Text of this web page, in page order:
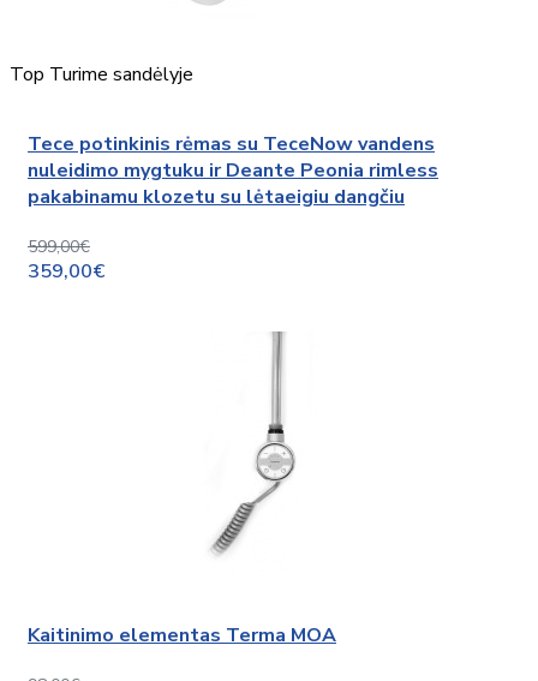
Top Turime sandėlyje
Tece potinkinis rėmas su TeceNow vandens
nuleidimo mygtuku ir Deante Peonia rimless
pakabinamu klozetu su lėtaeigiu dangčiu
599,00€
359,00€
Kaitinimo elementas Terma MOA